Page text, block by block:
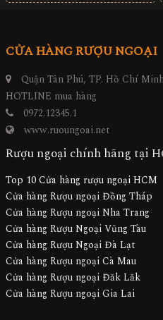
CỬA HÀNG RƯỢU NGOẠI
Quận Tân Phú, TP. Hồ Chí
HOTLINE mua hàng
0972.12345.1
www.ruoungoai.net
Rượu ngoại chính hãng tại
Top 10 Cửa hàng rượu ngoại HCM
Cửa hàng Rượu ngoại Đồng Tháp
Cửa hàng Rượu ngoại Nha Trang
Cửa hàng Rượu Ngoại Vũng Tàu
Cửa hàng Rượu Ngoại Đà Lạt
Cửa hàng Rượu ngoại Cà Mau
Cửa hàng Rượu ngoại Đăk Lăk
Cửa hàng Rượu ngoại Gia Lai